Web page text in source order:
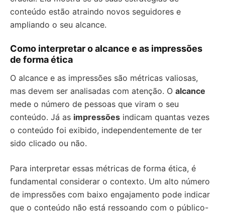
conteúdo estão atraindo novos seguidores e
ampliando o seu alcance.
Como interpretar o alcance e as impressões
de forma ética
O alcance e as impressões são métricas valiosas,
mas devem ser analisadas com atenção. O alcance
mede o número de pessoas que viram o seu
conteúdo. Já as impressões indicam quantas vezes
o conteúdo foi exibido, independentemente de ter
sido clicado ou não.
Para interpretar essas métricas de forma ética, é
fundamental considerar o contexto. Um alto número
de impressões com baixo engajamento pode indicar
que o conteúdo não está ressoando com o público-